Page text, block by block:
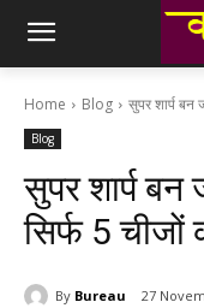
Home Blog सुपर शार्प बन
Blog
सुपर शार्प बन
सिर्फ 5
By Bureau 27